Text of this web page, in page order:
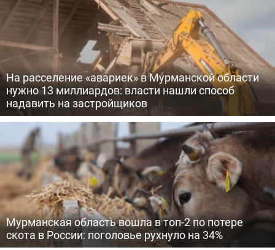
На расселение «авариек» в Мурманской области
нужно 13 миллиардов: власти нашли способ
надавить на застройщиков
Мурманская область вошла в топ-2 по потере
скота в России: поголовье рухнуло на 34%